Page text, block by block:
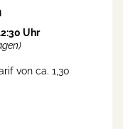
Uhr
von ca. 1,30